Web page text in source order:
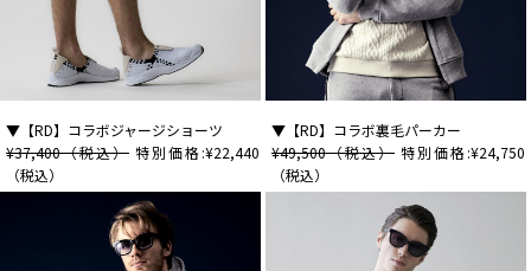
▼【RD】コラボジャージショーツ
¥37,400（税込） 特別価格:¥22,440
（税込）
▼【RD】コラボ裏毛パーカー
¥49,500（税込） 特別価格:¥24,750
（税込）